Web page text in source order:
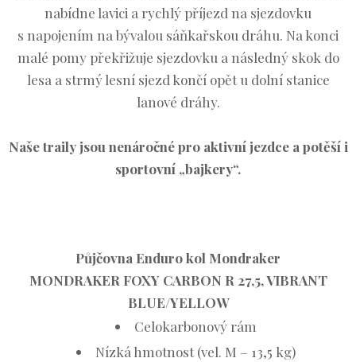
nabídne lavici a rychlý příjezd na sjezdovku
s napojením na bývalou sáňkařskou dráhu. Na konci
malé pomy překřižuje sjezdovku a následný skok do
lesa a strmý lesní sjezd končí opět u dolní stanice
lanové dráhy.
Naše traily jsou nenáročné pro aktivní jezdce a potěší i
sportovní „bajkery“.
Půjčovna Enduro kol Mondraker
MONDRAKER FOXY CARBON R 27,5, VIBRANT
BLUE/YELLOW
Celokarbonový rám
Nízká hmotnost (vel. M – 13,5 kg)